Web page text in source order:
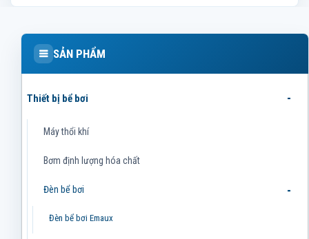
SẢN PHẨM
Thiết bị bể bơi
Máy thổi khí
Bơm định lượng hóa chất
Đèn bể bơi
Đèn bể bơi Emaux